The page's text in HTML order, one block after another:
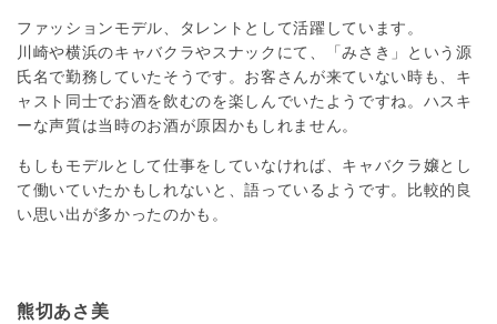
ファッションモデル、タレントとして活躍しています。
川崎や横浜のキャバクラやスナックにて、「みさき」という源
氏名で勤務していたそうです。お客さんが来ていない時も、キ
ャスト同士でお酒を飲むのを楽しんでいたようですね。ハスキ
ーな声質は当時のお酒が原因かもしれません。
もしもモデルとして仕事をしていなければ、キャバクラ嬢とし
て働いていたかもしれないと、語っているようです。比較的良
い思い出が多かったのかも。
熊切あさ美